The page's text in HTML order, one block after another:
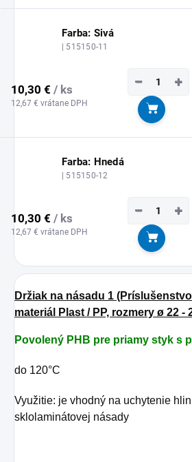
Farba: Sivá
| 515150-11
10,30 € / ks
12,67 € vrátane DPH
+
−
Do
Farba: Hnedá
| 515150-12
10,30 € / ks
12,67 € vrátane DPH
+
−
Do
Držiak na násadu 1
materiál Plast / PP, rozmery ø 22 -
Povolený PHB pre priamy styk s
do 120°C
Využitie: je vhodný na uchytenie
sklolaminátovej násady